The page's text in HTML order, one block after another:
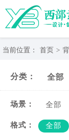
理/
质
感-
西
网
当前位置： 首页 >
分类： 全部
场景： 全部
格式： 全部